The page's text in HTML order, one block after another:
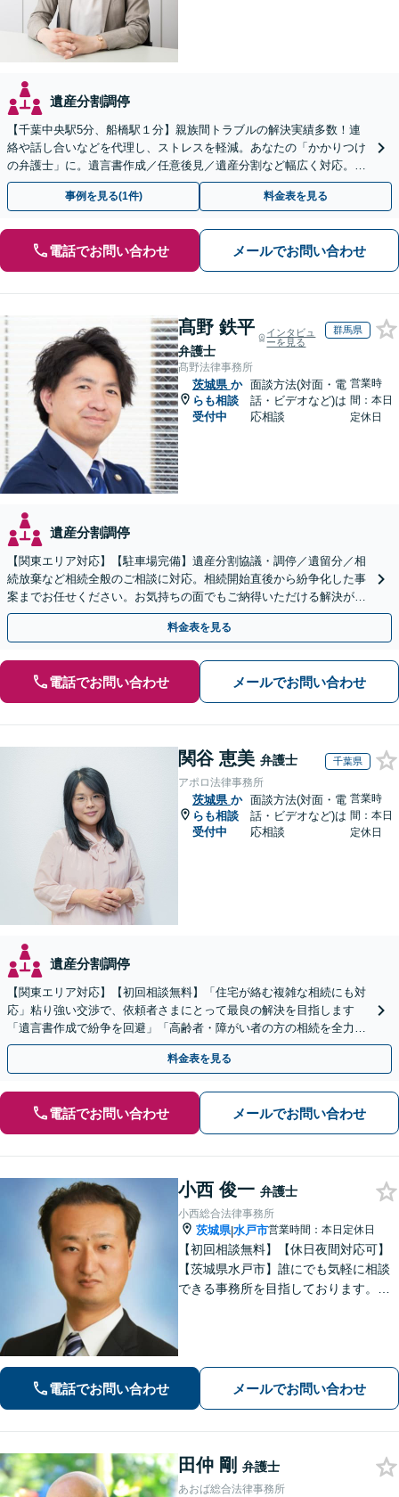
遺産分割調停
【千葉中央駅5分、船橋駅１分】親族間トラブルの解決実績多数！連
絡や話し合いなどを代理し、ストレスを軽減。あなたの「かかりつけ
の弁護士」に。遺言書作成／任意後見／遺産分割など幅広く対応。お
気軽にご相談ください！【初回来所相談30分無料】
事例を見る(1件) 料金表を見る
電話でお問い合わせ メールでお問い合わせ
髙野 鉄平
弁護士
インタビュ
ーを見る
群馬県
髙野法律事務所
茨城県 か
らも相談
受付中
面談方法(対面・電
話・ビデオなど)は
応相談
営業時
間：本日
定休日
遺産分割調停
【関東エリア対応】【駐車場完備】遺産分割協議・調停／遺留分／相
続放棄など相続全般のご相談に対応。相続開始直後から紛争化した事
案までお任せください。お気持ちの面でもご納得いただける解決がで
きるよう粘り強く対応いたします【休日・夜間対応可】
料金表を見る
電話でお問い合わせ メールでお問い合わせ
関谷 恵美 弁護士 千葉県
アポロ法律事務所
茨城県 か
らも相談
受付中
面談方法(対面・電
話・ビデオなど)は
応相談
営業時
間：本日
定休日
遺産分割調停
【関東エリア対応】【初回相談無料】「住宅が絡む複雑な相続にも対
応」粘り強い交渉で、依頼者さまにとって最良の解決を目指します
「遺言書作成で紛争を回避」「高齢者・障がい者の方の相続を全力サ
ポート」【全国出張】【完全個室制】【バリアフリー対応】
料金表を見る
電話でお問い合わせ メールでお問い合わせ
小西 俊一 弁護士
小西総合法律事務所
茨城県|水戸市営業時間：本日定休日
【初回相談無料】【休日夜間対応可】
【茨城県水戸市】誰にでも気軽に相談
できる事務所を目指しております。依
にご相談ください。
電話でお問い合わせ メールでお問い合わせ
田仲 剛 弁護士
あおば総合法律事務所